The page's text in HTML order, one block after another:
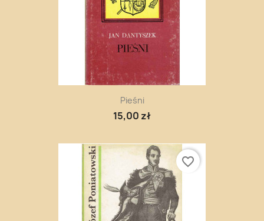
Pieśni
15,00 zł
favorite_border